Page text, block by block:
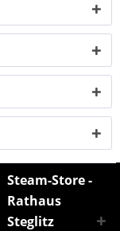
Steam-Store -
Rathaus
Steglitz